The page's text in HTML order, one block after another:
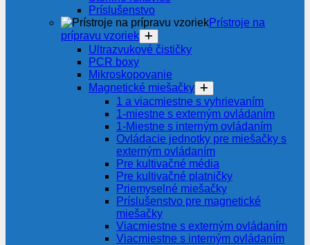
Príslušenstvo
Prístroje na
prípravu vzoriek
Ultrazvukové čističky
PCR boxy
Mikroskopovanie
Magnetické miešačky
1 a viacmiestne s vyhrievaním
1-miestne s externým ovládaním
1-Miestne s interným ovládaním
Ovládacie jednotky pre miešačky s
externým ovládaním
Pre kultivačné média
Pre kultivačné platničky
Priemyselné miešačky
Príslušenstvo pre magnetické
miešačky
Viacmiestne s externým ovládaním
Viacmiestne s interným ovládaním